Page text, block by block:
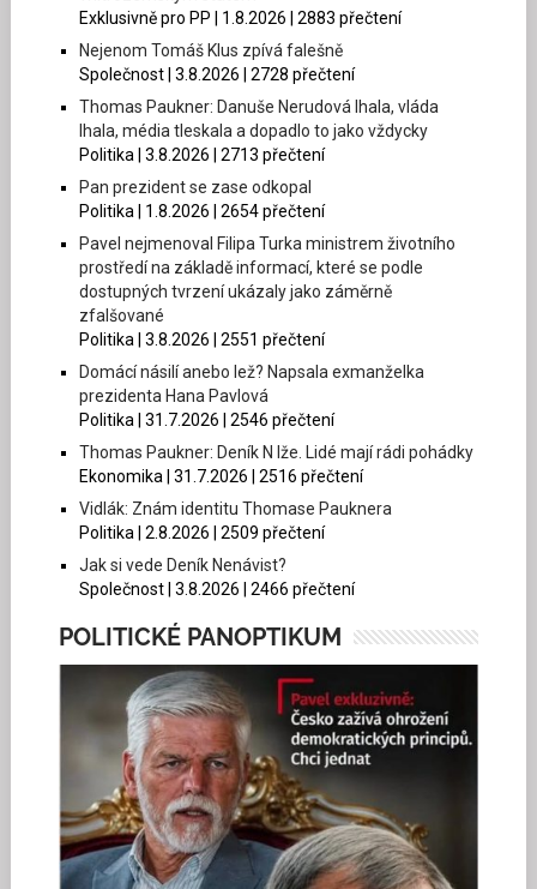
Exklusivně pro PP | 1.8.2026 | 2883 přečtení
Nejenom Tomáš Klus zpívá falešně
Společnost | 3.8.2026 | 2728 přečtení
Thomas Paukner: Danuše Nerudová lhala, vláda
lhala, média tleskala a dopadlo to jako vždycky
Politika | 3.8.2026 | 2713 přečtení
Pan prezident se zase odkopal
Politika | 1.8.2026 | 2654 přečtení
Pavel nejmenoval Filipa Turka ministrem životního
prostředí na základě informací, které se podle
dostupných tvrzení ukázaly jako záměrně
zfalšované
Politika | 3.8.2026 | 2551 přečtení
Domácí násilí anebo lež? Napsala exmanželka
prezidenta Hana Pavlová
Politika | 31.7.2026 | 2546 přečtení
Thomas Paukner: Deník N lže. Lidé mají rádi pohádky
Ekonomika | 31.7.2026 | 2516 přečtení
Vidlák: Znám identitu Thomase Pauknera
Politika | 2.8.2026 | 2509 přečtení
Jak si vede Deník Nenávist?
Společnost | 3.8.2026 | 2466 přečtení
POLITICKÉ PANOPTIKUM